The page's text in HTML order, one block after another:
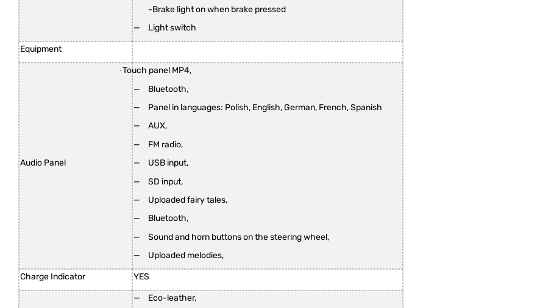
-Brake light on when brake pressed
Light switch
Equipment
Audio Panel
· Touch panel MP4,
Bluetooth,
Panel in languages: Polish, English, German, French, Spanish
AUX,
FM radio,
USB input,
SD input,
Uploaded fairy tales,
Bluetooth,
Sound and horn buttons on the steering wheel,
Uploaded melodies,
Charge Indicator YES
Eco-leather,